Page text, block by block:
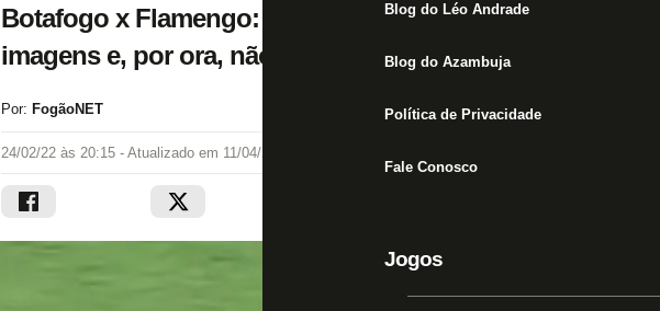
Blog do Léo Andrade
Blog do Azambuja
Política de Privacidade
Fale Conosco
Jogos
Botafogo x Flamengo: Comissão de Arbitragem da Ferj
imagens e, por ora, não pune árbitro e VAR
Por: FogãoNET
24/02/22 às 20:15 - Atualizado em 11/04/24 às 18:37